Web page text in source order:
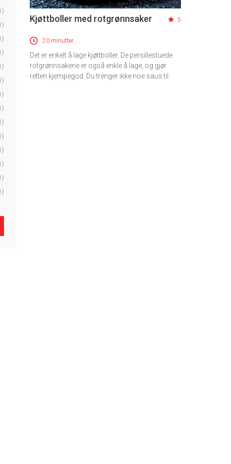
Kjøttboller med rotgrønnsaker 5
20 minutter
Det er enkelt å lage kjøttboller. De persillestuede
rotgrønnsakene er også enkle å lage, og gjør
retten kjempegod. Du trenger ikke noe saus til.